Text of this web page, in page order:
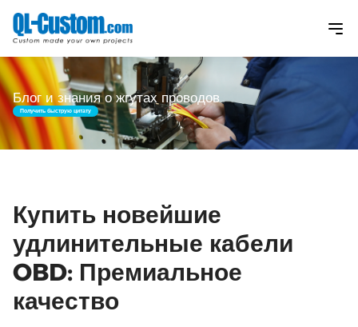
Блог и знания о жгутах проводов
Получить быструю цитату
Купить новейшие
удлинительные кабели
OBD: Премиальное
качество